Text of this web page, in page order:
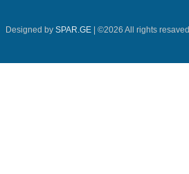
Designed by SPAR.GE | ©2026 All rights resaved